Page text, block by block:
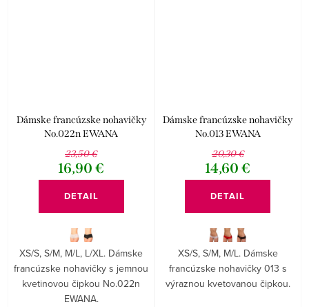
Dámske francúzske nohavičky
No.022n EWANA
23,50 €
16,90 €
DETAIL
XS/S, S/M, M/L, L/XL. Dámske
francúzske nohavičky s jemnou
kvetinovou čipkou No.022n
EWANA.
Dámske francúzske nohavičky
No.013 EWANA
20,30 €
14,60 €
DETAIL
XS/S, S/M, M/L. Dámske
francúzske nohavičky 013 s
výraznou kvetovanou čipkou.